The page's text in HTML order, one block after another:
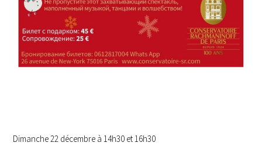
Dimanche 22 décembre à 14h30 et 16h30